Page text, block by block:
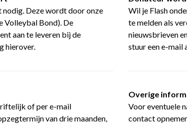
nodig. Deze wordt door onze
Volleybal Bond). De
aan te leveren bij de
hierover.
Wil je Flash
te melden als
nieuwsbrieven
stuur een e-mail
of per e-mail
van drie maanden,
Overige
Voor eventuele
contact